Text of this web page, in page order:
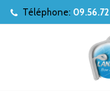
Téléphone: